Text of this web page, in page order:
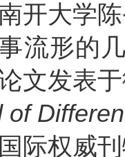
开大学
流形的
文发表
of
际权威